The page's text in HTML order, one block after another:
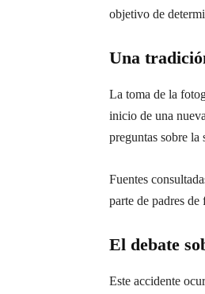
objetivo de
Una
La toma de la
inicio de una
preguntas sobre la
Fuentes
parte de padres
El debate
Este accidente